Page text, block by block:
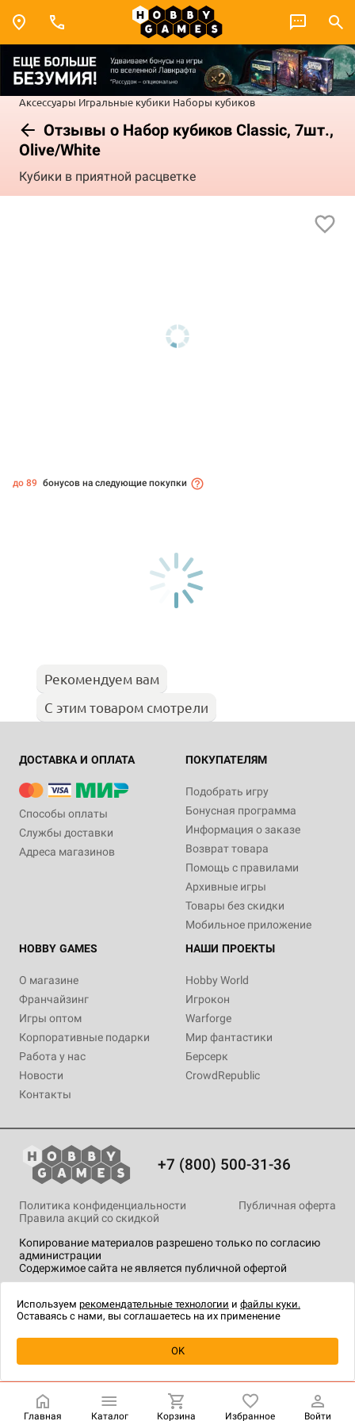
Аксессуары Игральные кубики Наборы кубиков
Отзывы о Набор кубиков Classic, 7шт.,
Olive/White
Кубики в приятной расцветке
Уведомить о наличии
до 89 бонусов на следующие покупки
Рекомендуем вам
С этим товаром смотрели
ДОСТАВКА И ОПЛАТА
Способы оплаты
Службы доставки
Адреса магазинов
ПОКУПАТЕЛЯМ
Подобрать игру
Бонусная программа
Информация о заказе
Возврат товара
Помощь с правилами
Архивные игры
Товары без скидки
Мобильное приложение
HOBBY GAMES
О магазине
Франчайзинг
Игры оптом
Корпоративные подарки
Работа у нас
Новости
Контакты
НАШИ ПРОЕКТЫ
Hobby World
Игрокон
Warforge
Мир фантастики
Берсерк
CrowdRepublic
+7 (800) 500-31-36
Копирование материалов разрешено только по согласию
администрации
Содержимое сайта не является публичной офертой
Политика конфиденциальности
Публичная оферта
Правила акций со скидкой
технологии.
Главная Каталог Корзина Избранное Войти
Используем рекомендательные технологии и файлы куки.
Оставаясь с нами, вы соглашаетесь на их применение
OK